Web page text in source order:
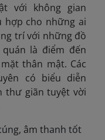
với không gian
hợp cho những ai
trí với những đồ
là điểm đến
thân mật. Các
có biểu diễn
thư giãn tuyệt vời